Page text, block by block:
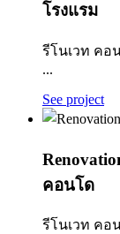
โรงแรม
รีโนเวท คอน
...
See project
คอนโด
รีโนเวท คอน